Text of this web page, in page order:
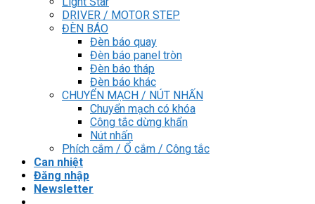
DRIVER / MOTOR STEP
ĐÈN BÁO
Đèn báo quay
Đèn báo panel tròn
Đèn báo tháp
Đèn báo khác
CHUYỂN MẠCH / NÚT NHẤN
Chuyển mạch có khóa
Công tắc dừng khẩn
Nút nhấn
Phích cắm / Ổ cắm / Công tắc
Can nhiệt
Đăng nhập
Newsletter